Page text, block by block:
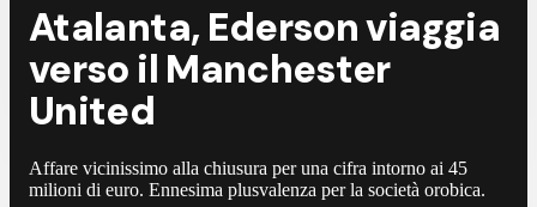
Atalanta, Ederson viaggia
verso il Manchester
United
Affare vicinissimo alla chiusura per una cifra intorno ai 45
milioni di euro. Ennesima plusvalenza per la società orobica.